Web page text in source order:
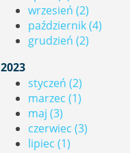
wrzesień (2)
październik (4)
grudzień (2)
2023
styczeń (2)
marzec (1)
maj (3)
czerwiec (3)
lipiec (1)